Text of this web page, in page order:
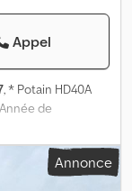
Appel
, * Potain HD40A
de
maximale du
: 35,00 m *
m * Rayon de
Annonce